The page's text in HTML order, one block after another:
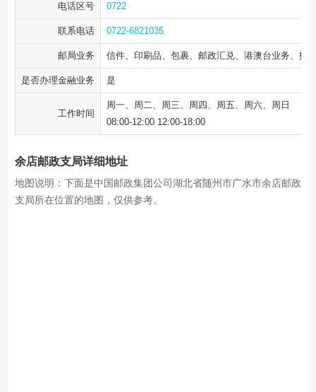
电话区号 0722
联系电话 0722-6821035
邮局业务 信件、印刷品、包裹、邮政汇兑、港澳台业务、报
是否办理金融业务 是
工作时间
周一、周二、周三、周四、周五、周六、周日
08:00-12:00 12:00-18:00
余店邮政支局详细地址
地图说明：下面是中国邮政集团公司湖北省随州市广水市余店邮政
支局所在位置的地图，仅供参考。